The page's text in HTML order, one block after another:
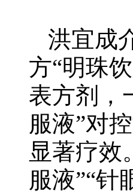
洪宜成
方“明珠
表方剂，
服液”对
显著疗效
服液”“针